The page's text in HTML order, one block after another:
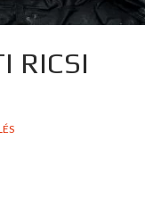
RICSI